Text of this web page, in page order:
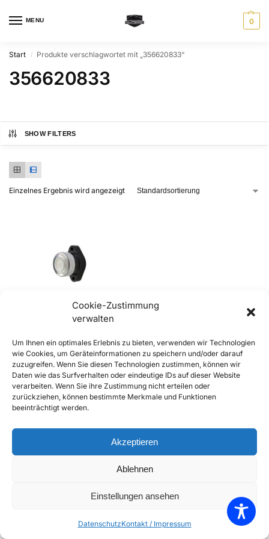
Cookie-Zustimmung
verwalten
Um Ihnen ein optimales Erlebnis zu bieten, verwenden wir Technologien
wie Cookies, um Geräteinformationen zu speichern und/oder darauf
zuzugreifen. Wenn Sie diesen Technologien zustimmen, können wir
Daten wie das Surfverhalten oder eindeutige IDs auf dieser Website
verarbeiten. Wenn Sie ihre Zustimmung nicht erteilen oder
zurückziehen, können bestimmte Merkmale und Funktionen
beeinträchtigt werden.
Akzeptieren
Ablehnen
Einstellungen ansehen
DatenschutzKontakt / Impressum
MENU 0
Start / Produkte verschlagwortet mit „356620833“
356620833
SHOW FILTERS
Einzelnes Ergebnis wird angezeigt
356 preA und A Schalter f.
Rückfahrlicht im Tunnel
€32,90 inkl. Mwst
Enthält 20% Mwst
zzgl.Versand
Lieferzeit: Sofort lieferbar
In den Warenkorb
Einzelnes Ergebnis wird angezeigt